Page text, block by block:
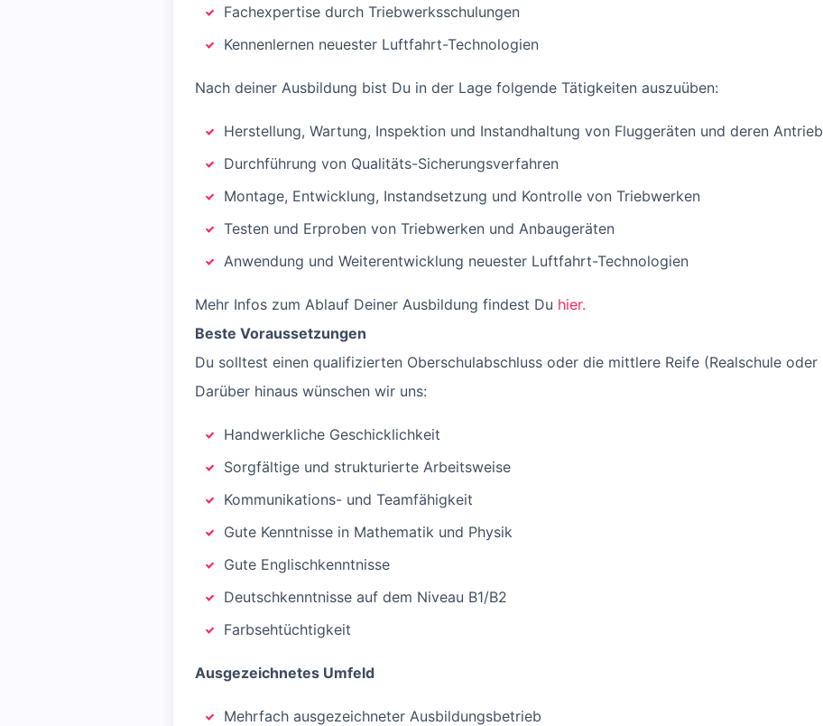
Fachexpertise durch Triebwerksschulungen
Kennenlernen neuester Luftfahrt-Technologien
Nach deiner Ausbildung bist Du in der Lage folgende Tätigkeiten auszuüben:
Herstellung, Wartung, Inspektion und Instandhaltung von Fluggeräten und deren
Durchführung von Qualitäts-Sicherungsverfahren
Montage, Entwicklung, Instandsetzung und Kontrolle von Triebwerken
Testen und Erproben von Triebwerken und Anbaugeräten
Anwendung und Weiterentwicklung neuester Luftfahrt-Technologien
Mehr Infos zum Ablauf Deiner Ausbildung findest Du hier.
Beste Voraussetzungen
Du solltest einen qualifizierten Oberschulabschluss oder die mittlere Reife (Realschule
Darüber hinaus wünschen wir uns:
Handwerkliche Geschicklichkeit
Sorgfältige und strukturierte Arbeitsweise
Kommunikations- und Teamfähigkeit
Gute Kenntnisse in Mathematik und Physik
Gute Englischkenntnisse
Deutschkenntnisse auf dem Niveau B1/B2
Farbsehtüchtigkeit
Ausgezeichnetes Umfeld
Mehrfach ausgezeichneter Ausbildungsbetrieb